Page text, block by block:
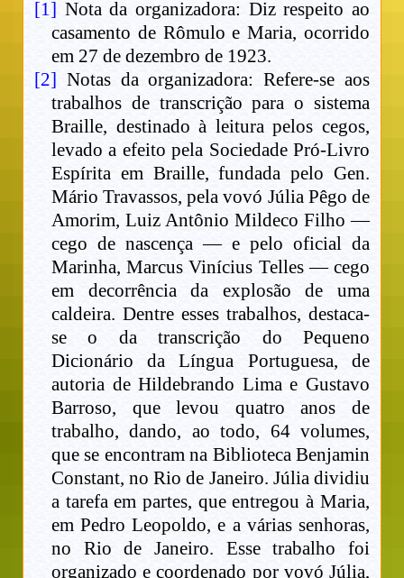
[1] Nota da organizadora: Diz respeito ao
casamento de Rômulo e Maria, ocorrido
em 27 de dezembro de 1923.
[2] Notas da organizadora: Refere-se aos
trabalhos de transcrição para o sistema
Braille, destinado à leitura pelos cegos,
levado a efeito pela Sociedade Pró-Livro
Espírita em Braille, fundada pelo Gen.
Mário Travassos, pela vovó Júlia Pêgo de
Amorim, Luiz Antônio Mildeco Filho —
cego de nascença — e pelo oficial da
Marinha, Marcus Vinícius Telles — cego
em decorrência da explosão de uma
caldeira. Dentre esses trabalhos, destaca-
se o da transcrição do Pequeno
Dicionário da Língua Portuguesa, de
autoria de Hildebrando Lima e Gustavo
Barroso, que levou quatro anos de
trabalho, dando, ao todo, 64 volumes,
que se encontram na Biblioteca Benjamin
Constant, no Rio de Janeiro. Júlia dividiu
a tarefa em partes, que entregou à Maria,
em Pedro Leopoldo, e a várias senhoras,
no Rio de Janeiro. Esse trabalho foi
organizado e coordenado por vovó Júlia,